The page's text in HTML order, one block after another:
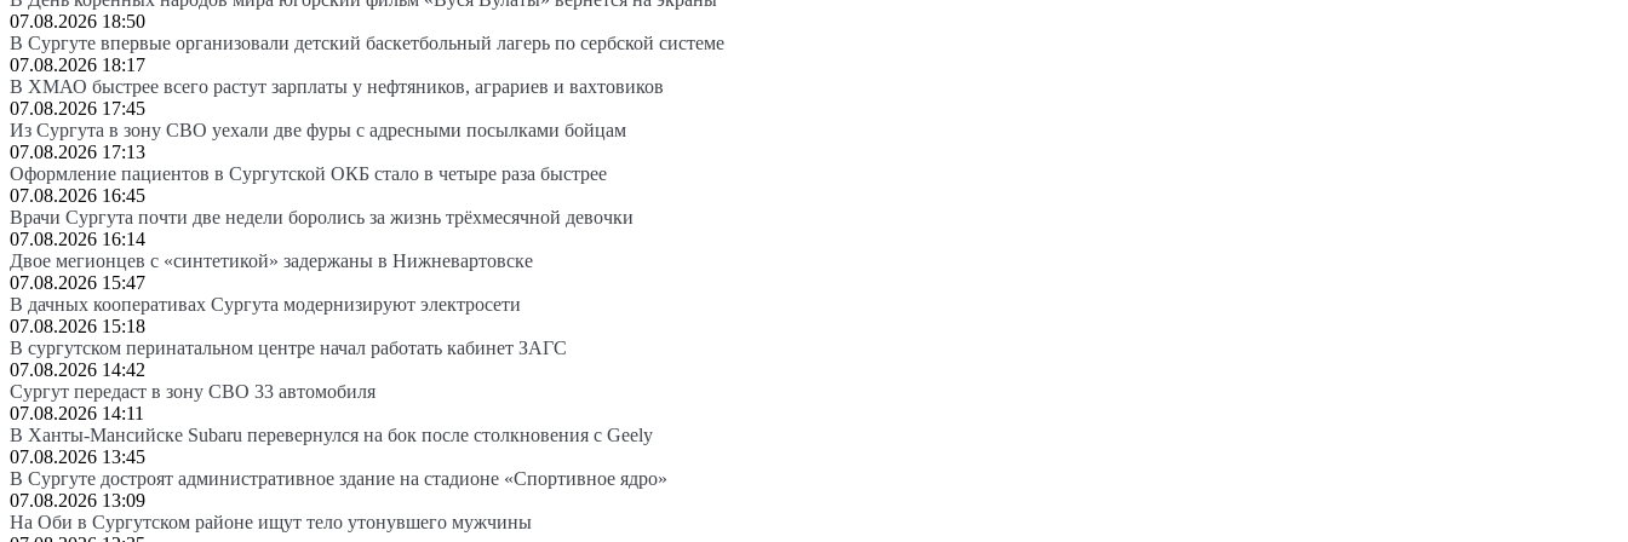
07.08.2026 18:50
В Сургуте впервые организовали детский баскетбольный лагерь по сербской системе
07.08.2026 18:17
В ХМАО быстрее всего растут зарплаты у нефтяников, аграриев и вахтовиков
07.08.2026 17:45
Из Сургута в зону СВО уехали две фуры с адресными посылками бойцам
07.08.2026 17:13
Оформление пациентов в Сургутской ОКБ стало в четыре раза быстрее
07.08.2026 16:45
Врачи Сургута почти две недели боролись за жизнь трёхмесячной девочки
07.08.2026 16:14
Двое мегионцев с «синтетикой» задержаны в Нижневартовске
07.08.2026 15:47
В дачных кооперативах Сургута модернизируют электросети
07.08.2026 15:18
В сургутском перинатальном центре начал работать кабинет ЗАГС
07.08.2026 14:42
Сургут передаст в зону СВО 33 автомобиля
07.08.2026 14:11
В Ханты-Мансийске Subaru перевернулся на бок после столкновения с Geely
07.08.2026 13:45
В Сургуте достроят административное здание на стадионе «Спортивное ядро»
07.08.2026 13:09
На Оби в Сургутском районе ищут тело утонувшего мужчины